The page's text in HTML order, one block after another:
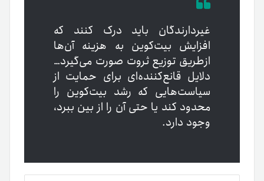
غیر‌دارندگان باید درک کنند که
افزایش بیت‌کوین به هزینه آن‌ها
از‌طریق توزیع ثروت صورت می‌گیرد…
دلایل قانع‌کننده‌ای برای حمایت از
سیاست‌هایی که رشد بیت‌کوین را
محدود کند یا حتی آن را از بین ببرد،
وجود دارد.